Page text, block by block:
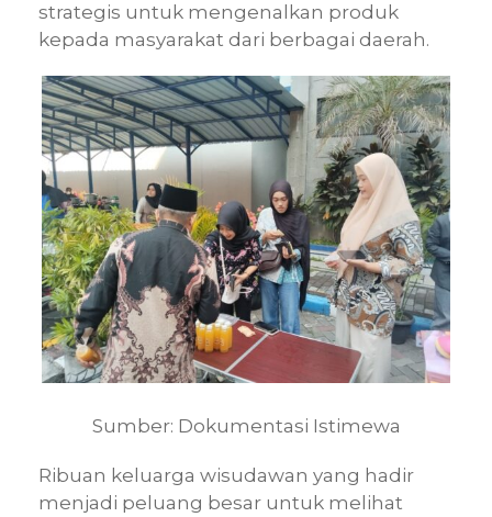
strategis untuk mengenalkan produk
kepada masyarakat dari berbagai daerah.
Sumber: Dokumentasi Istimewa
Ribuan keluarga wisudawan yang hadir
menjadi peluang besar untuk melihat